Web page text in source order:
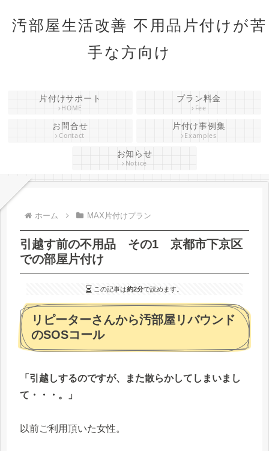
汚部屋生活改善 不用品片付けが苦
手な方向け
片付けサポート
HOME
プラン料金
Fee
お問合せ
Contact
片付け事例集
Examples
お知らせ
Notice
ホーム MAX片付けプラン
引越す前の不用品 その1 京都市下京区
での部屋片付け
この記事は約2分で読めます。
リピーターさんから汚部屋リバウンド
のSOSコール
「引越しするのですが、また散らかしてしまいまし
て・・・。」
以前ご利用頂いた女性。